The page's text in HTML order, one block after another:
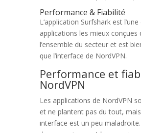
Performance & Fiabilité
L’application Surfshark est l’une
applications les mieux conçues
l’ensemble du secteur et est
que l’interface de NordVPN.
Performance et
NordVPN
Les applications de NordVPN
et ne plantent pas du tout,
interface est un peu